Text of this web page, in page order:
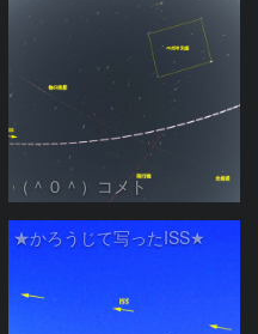
（＾０＾）コメト
★かろうじて写ったISS★